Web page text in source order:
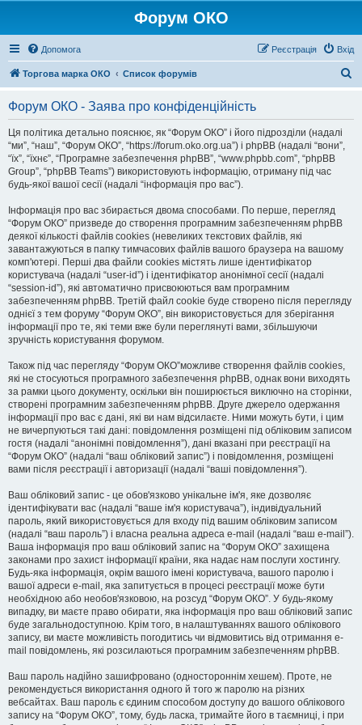
Форум ОКО
Допомога Вхід
Реєстрація
Торгова марка ОКО Список форумів
Форум ОКО - Заява про конфіденційність
Ця політика детально пояснює, як “Форум ОКО” і його підрозділи (надалі
“ми”, “наш”, “Форум ОКО”, “https://forum.oko.org.ua”) і phpBB (надалі “вони”,
“їх”, “їхнє”, “Програмне забезпечення phpBB”, “www.phpbb.com”, “phpBB
Group”, “phpBB Teams”) використовують інформацію, отриману під час
будь-якої вашої сесії (надалі “інформація про вас”).
Інформація про вас збирається двома способами. По перше, перегляд
“Форум ОКО” призведе до створення програмним забезпеченням phpBB
деякої кількості файлів cookies (невеликих текстових файлів, які
завантажуються в папку тимчасових файлів вашого браузера на вашому
комп'ютері. Перші два файли cookies містять лише ідентифікатор
користувача (надалі “user-id”) і ідентифікатор анонімної сесії (надалі
“session-id”), які автоматично присвоюються вам програмним
забезпеченням phpBB. Третій файл cookie буде створено після перегляду
однієї з тем форуму “Форум ОКО”, він використовується для зберігання
інформації про те, які теми вже були переглянуті вами, збільшуючи
зручність користування форумом.
Також під час перегляду “Форум ОКО”можливе створення файлів cookies,
які не стосуються програмного забезпечення phpBB, однак вони виходять
за рамки цього документу, оскільки він поширюється виключно на сторінки,
створені програмним забезпеченням phpBB. Друге джерело одержання
інформації про вас є дані, які ви нам відсилаєте. Ними можуть бути, і цим
не вичерпуються такі дані: повідомлення розміщені під обліковим записом
гостя (надалі “анонімні повідомлення”), дані вказані при реєстрації на
“Форум ОКО” (надалі “ваш обліковий запис”) і повідомлення, розміщені
вами після реєстрації і авторизації (надалі “ваші повідомлення”).
Ваш обліковий запис - це обов'язково унікальне ім'я, яке дозволяє
ідентифікувати вас (надалі “ваше ім'я користувача”), індивідуальний
пароль, який використовується для входу під вашим обліковим записом
(надалі “ваш пароль”) і власна реальна адреса e-mail (надалі “ваш e-mail”).
Ваша інформація про ваш обліковий запис на “Форум ОКО” захищена
законами про захист інформації країни, яка надає нам послуги хостингу.
Будь-яка інформація, окрім вашого імені користувача, вашого паролю і
вашої адреси e-mail, яка запитується в процесі реєстрації може бути
необхідною або необов'язковою, на розсуд “Форум ОКО”. У будь-якому
випадку, ви маєте право обирати, яка інформація про ваш обліковий запис
буде загальнодоступною. Крім того, в налаштуваннях вашого облікового
запису, ви маєте можливість погодитись чи відмовитись від отримання e-
mail повідомлень, які розсилаються програмним забезпеченням phpBB.
Ваш пароль надійно зашифровано (одностороннім хешем). Проте, не
рекомендується використання одного й того ж паролю на різних
вебсайтах. Ваш пароль є єдиним способом доступу до вашого облікового
запису на “Форум ОКО”, тому, будь ласка, тримайте його в таємниці, і при